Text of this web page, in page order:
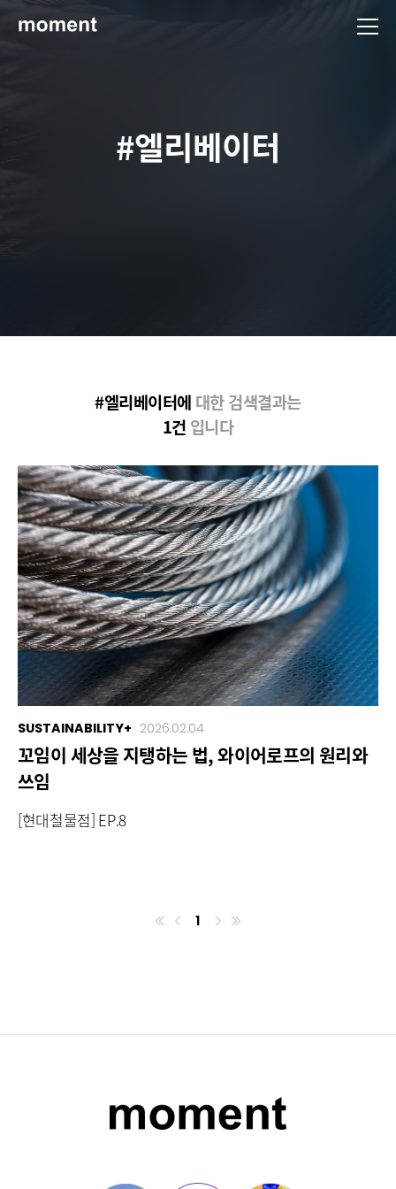
#엘리베이터
#엘리베이터에 대한 검색결과는
1건 입니다
SUSTAINABILITY+ 2026.02.04
꼬임이 세상을 지탱하는 법, 와이어로프의 원리와
쓰임
[현대철물점] EP.8
첫번째페이지 1 마지막페이지